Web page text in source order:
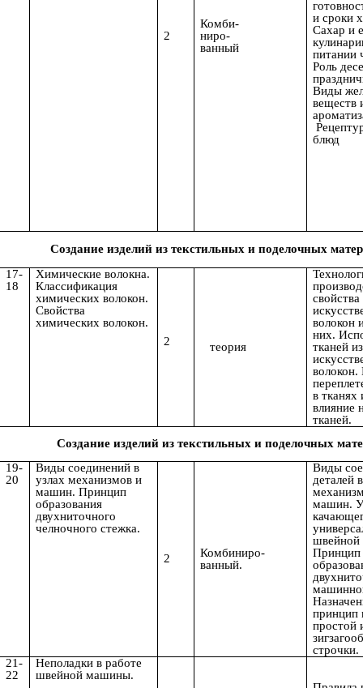
2
Комби-
ниро-
ванный
и сроки
Сахар и
питании
Роль
Виды
веществ
блюд
Создание изделий из текстильных и поделочных
17-
18
Химические волокна.
Классификация
химических волокон.
Свойства
химических волокон.
2
теория
свойства
волокон
них.
тканей из
в тканях
влияние
тканей.
Создание изделий из текстильных и поделочных
19-
20
Виды соединений в
узлах механизмов и
машин. Принцип
образования
двухниточного
челночного стежка.
2
Комбиниро-
ванный.
Виды
деталей
машин.
Принцип
принцип
простой
строчки.
21-
22
Неполадки в работе
швейной машины.